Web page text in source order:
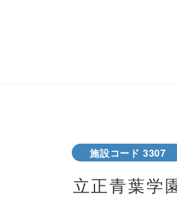
施設コード 3307
立正青葉学